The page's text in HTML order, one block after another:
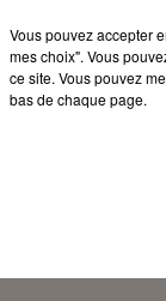
Vous pouvez accepter
mes choix". Vous
ce site. Vous pouvez
bas de chaque page.